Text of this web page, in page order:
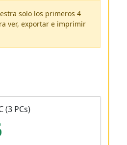
solo los primeros 4
ver, exportar e imprimir
(3 PCs)